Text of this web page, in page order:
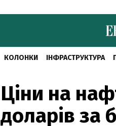
КОЛОНКИ ІНФРАСТРУКТУРА
Ціни на
доларів за